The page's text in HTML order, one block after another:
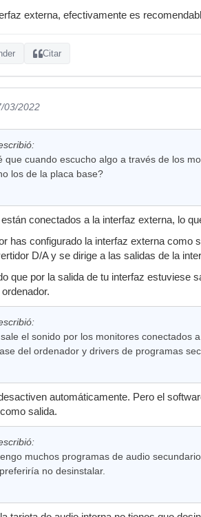
externa, efectivamente es
Citar
03/2022
que cuando escucho algo a través de los
los de la placa base?
conectados a la interfaz externa, lo
has configurado la interfaz externa como
D/A y se dirige a las salidas de la
que por la salida de tu interfaz estuviese
el sonido por los monitores conectados
del ordenador y drivers de programas
automáticamente. Pero el
salida.
muchos programas de audio
no desinstalar.